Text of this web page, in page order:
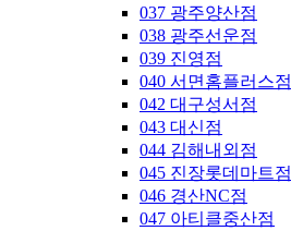
037 광주양산점
038 광주선운점
039 진영점
040 서면홈플러스점
042 대구성서점
043 대신점
044 김해내외점
045 진장롯데마트점
046 경산NC점
047 아티클중산점